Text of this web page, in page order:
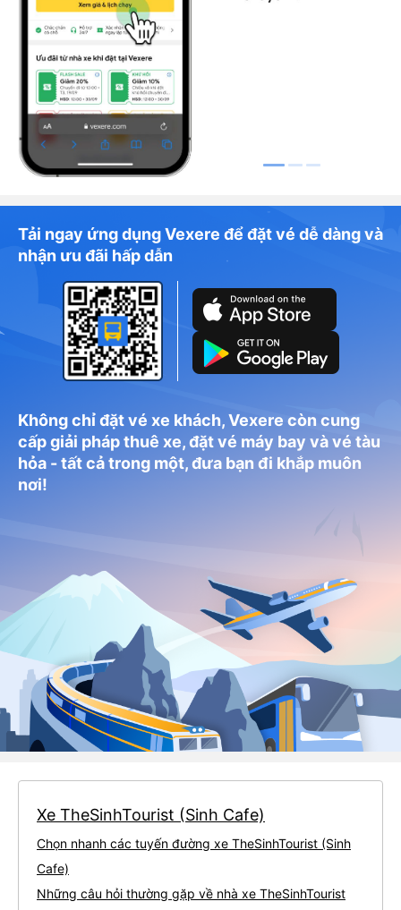
Tải ngay ứng dụng Vexere để đặt vé dễ dàng và
nhận ưu đãi hấp dẫn
Không chỉ đặt vé xe khách, Vexere còn cung
cấp giải pháp thuê xe, đặt vé máy bay và vé tàu
hỏa - tất cả trong một, đưa bạn đi khắp muôn
nơi!
Xe TheSinhTourist (Sinh Cafe)
Chọn nhanh các tuyến đường xe TheSinhTourist (Sinh
Cafe)
Những câu hỏi thường gặp về nhà xe TheSinhTourist